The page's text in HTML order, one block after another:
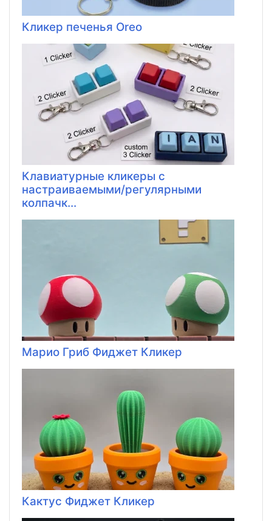
Кликер печенья Oreo
Клавиатурные кликеры с
настраиваемыми/регулярными
колпачк...
Марио Гриб Фиджет Кликер
Кактус Фиджет Кликер